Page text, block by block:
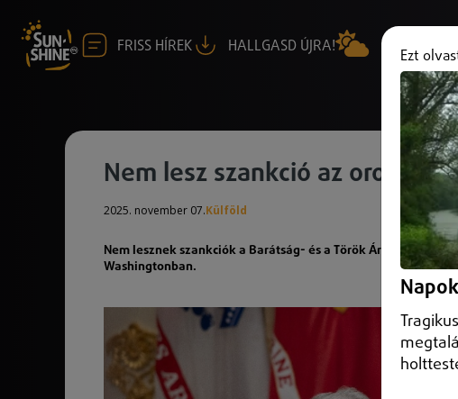
FRISS HÍREK HALLGASD ÚJRA!
Nem lesz szankció az orosz
2025. november 07.Külföld
Nem lesznek szankciók a Barátság- és a Török Áramlat-
Washingtonban.
Ezt